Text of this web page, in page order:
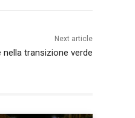
Next article
transizione verde